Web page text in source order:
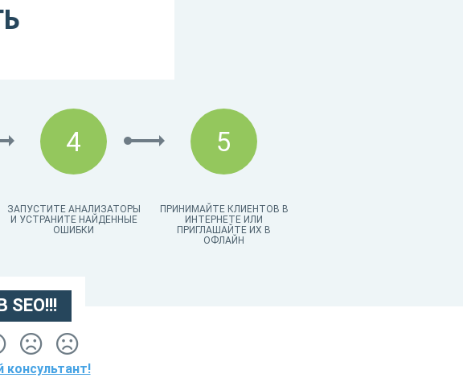
4
ЗАПУСТИТЕ АНАЛИЗАТОРЫ
И УСТРАНИТЕ НАЙДЕННЫЕ
ОШИБКИ
5
ПРИНИМАЙТЕ КЛИЕНТОВ В
ИНТЕРНЕТЕ ИЛИ
ПРИГЛАШАЙТЕ ИХ В
ОФЛАЙН